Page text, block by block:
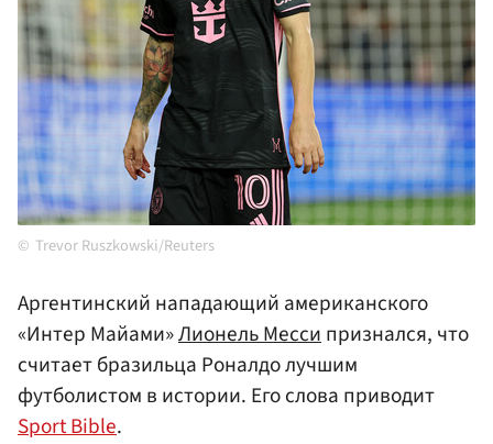
Trevor Ruszkowski/Reuters
Аргентинский нападающий американского
«Интер Майами»Лионель Мессипризнался, что
считает бразильца Роналдо лучшим
футболистом в истории. Его слова приводит
Sport Bible.